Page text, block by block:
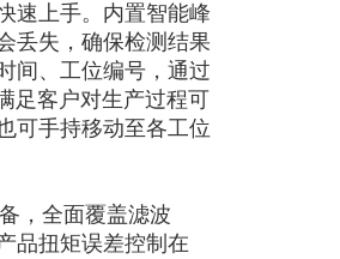
速上手。内置智能峰
丢失，确保检测结果
间、工位编号，通过
足客户对生产过程可
可手持移动至各工位
，全面覆盖滤波
品扭矩误差控制在